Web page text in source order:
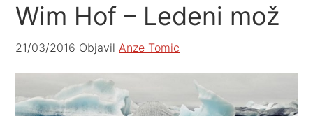
Wim Hof – Ledeni mož
21/03/2016 ObjavilAnze Tomic